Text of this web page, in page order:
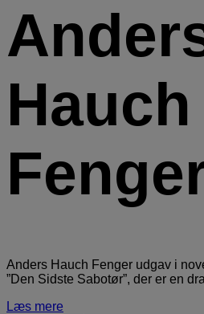
Hauch
Anders Hauch Fenger udgav i
”Den Sidste Sabotør”, der er en
Læs mere